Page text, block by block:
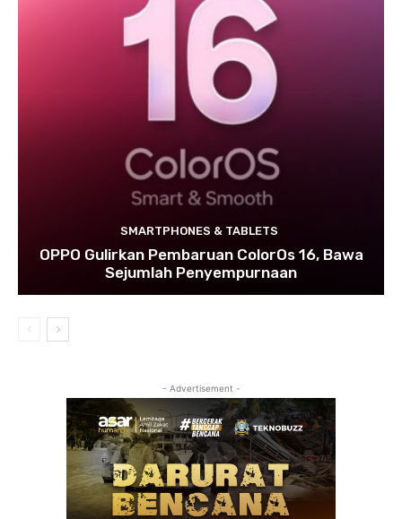
SMARTPHONES & TABLETS
OPPO Gulirkan Pembaruan ColorOs 16, Bawa
Sejumlah Penyempurnaan
- Advertisement -